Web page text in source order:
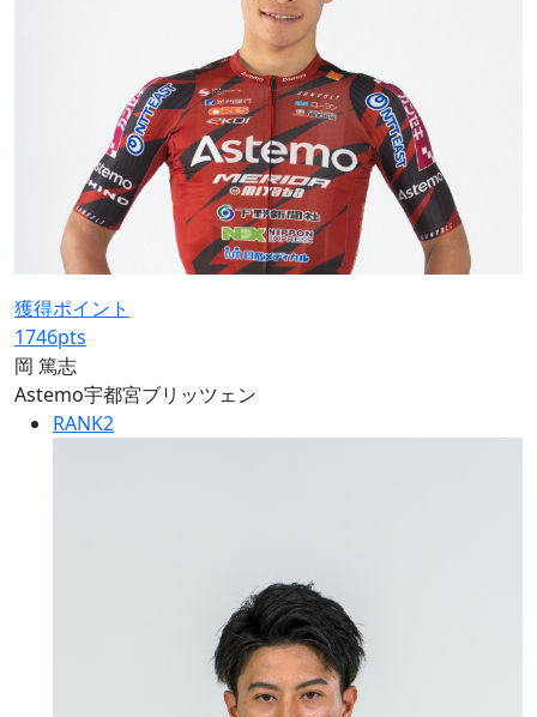
獲得ポイント
1746pts
岡 篤志
Astemo宇都宮ブリッツェン
RANK2